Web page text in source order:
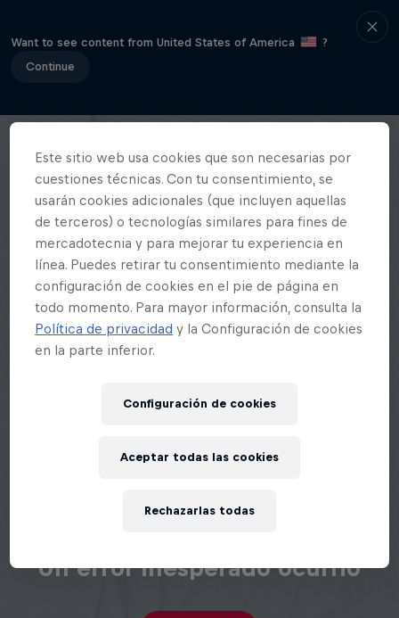
Want to see content from United States of America
?
Continue
Un error inesperado ocurrió
Este sitio web usa cookies que son necesarias por
cuestiones técnicas. Con tu consentimiento, se
usarán cookies adicionales (que incluyen aquellas
de terceros) o tecnologías similares para fines de
mercadotecnia y para mejorar tu experiencia en
línea. Puedes retirar tu consentimiento mediante la
configuración de cookies en el pie de página en
todo momento. Para mayor información, consulta la
Política de privacidad y la Configuración de cookies
en la parte inferior.
Configuración de cookies
Rechazarlas todas
Aceptar todas las cookies